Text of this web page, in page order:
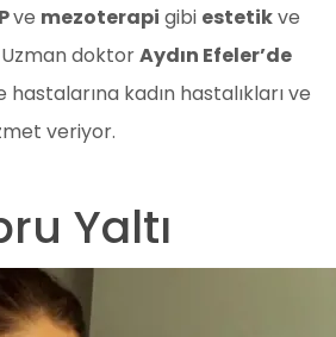
ve mezoterapi gibi estetikve
doktorAydın Efeler’de
kadın hastalıkları ve
veriyor.
Yaltı